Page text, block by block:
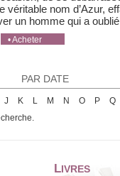
véritable nom d’Azur,
un homme qui a
• Acheter
PAR DATE
J K L M N O P
Q
LIVRES